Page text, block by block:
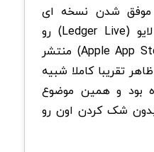
موفق شدن نسخه ای
جعلی از اپلیکیشن لجر لایو (Ledger Live) رو
داخل اپ استور اپل (Apple App Store) منتشر
تقریبا کاملا شبیه
بود و همین موضوع
شک کردن اون رو